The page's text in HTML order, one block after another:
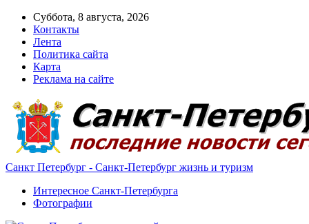
Суббота, 8 августа, 2026
Контакты
Лента
Политика сайта
Карта
Реклама на сайте
Санкт Петербург - Санкт-Петербург жизнь и туризм
Интересное Санкт-Петербурга
Фотографии